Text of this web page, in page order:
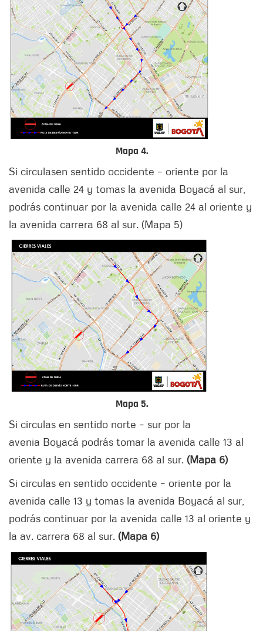
Mapa 4.
Si circulasen sentido occidente – oriente por la
avenida calle 24 y tomas la avenida Boyacá al sur,
podrás continuar por la avenida calle 24 al oriente y
la avenida carrera 68 al sur. (Mapa 5)
Mapa 5.
Si circulas en sentido norte – sur por la
avenia Boyacá podrás tomar la avenida calle 13 al
oriente y la avenida carrera 68 al sur. (Mapa 6)
Si circulas en sentido occidente – oriente por la
avenida calle 13 y tomas la avenida Boyacá al sur,
podrás continuar por la avenida calle 13 al oriente y
la av. carrera 68 al sur. (Mapa 6)